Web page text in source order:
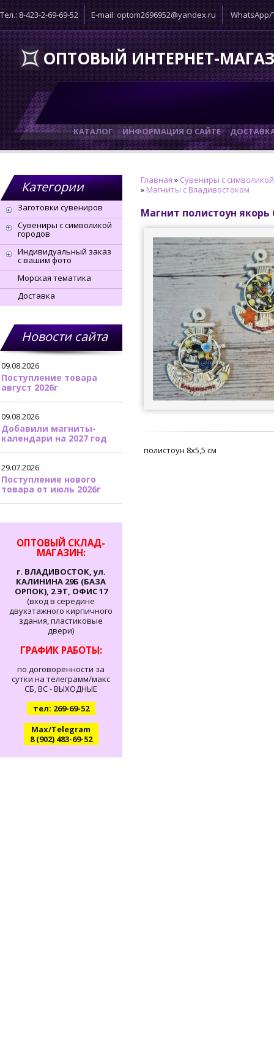
Тел.: 8-423-2-69-69-52 E-mail: optom2696952@yandex.ru WhatsApp/
ОПТОВЫЙ ИНТЕРНЕТ-
КАТАЛОГ ИНФОРМАЦИЯ О САЙТЕ
Категории
Заготовки сувениров
Сувениры с символикой
городов
Индивидуальный заказ
с вашим фото
Морская тематика
Доставка
Новости сайта
09.08.2026
Поступление товара
август 2026г
09.08.2026
Добавили магниты-
календари на 2027 год
29.07.2026
Поступление нового
товара от июль 2026г
ОПТОВЫЙ СКЛАД-
МАГАЗИН:
г. ВЛАДИВОСТОК, ул.
КАЛИНИНА 29Б (БАЗА
ОРПОК), 2 ЭТ, ОФИС 17
(вход в середине
двухэтажного кирпичного
здания, пластиковые
двери)
ГРАФИК РАБОТЫ:
по договоренности за
сутки на телеграмм/макс
СБ, ВС - ВЫХОДНЫЕ
тел: 269-69-52
Max/Telegram
8 (902) 483-69-52
Главная » Сувениры с
» Магниты с Владивостоком
Магнит полистоун
полистоун 8х5,5 см